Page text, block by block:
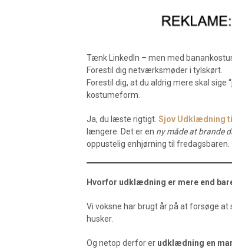
Tænk LinkedIn – men med
Forestil dig netværksmøder i tylskørt.
Forestil dig, at du aldrig mere skal
kostumeform.
Ja, du læste rigtigt. Sjov Udklædning
længere. Det er en ny måde at brande
oppustelig enhjørning til fredagsbaren.
Hvorfor udklædning er mere end
Vi voksne har brugt år på at forsøge
husker.
Og netop derfor er udklædning en